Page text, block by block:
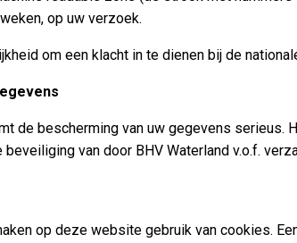
op uw verzoek.
om een klacht in te dienen bij de
de bescherming van uw gegevens
van door BHV Waterland v.o.f.
op deze website gebruik van cookies.